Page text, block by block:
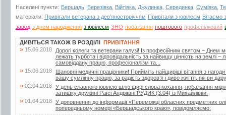
Населені пункти: Бершадь Березівка Війтівка Джулинка Серединка Сумівка
матеріали: Привітали ветерана з дев’яносторіччям Привітали з ювілеєм Вітаємо
завод з днем народження з ювілеєм ЗНО побажання поштового профспілковий
ДИВІТЬСЯ ТАКОЖ В РОЗДІЛІ ПРИВІТАННЯ
» 15.06.2018
Дорогі колеги та ветерани галузі! Із професійним святом –
лежать турбота і відповідальність за найвищу цінність на землі
самовіддану працю, професіоналізм та...
» 15.06.2018
Шановні медичні працівники! Прийміть найщиріші вітання з
вашу сумлінну працю, за радість здоров’я і диво життя, які ви
» 02.04.2018 У день славного ювілею шлю щирі слова кохання, побажання
затишку дружині Раїсі Андріївні РУДИК (3.04) із Михайлівки.
» 01.04.2018 У доповнення до інформації «Переможці обласних предметних
попередньому номері «Бершадського краю», повідомляємо: